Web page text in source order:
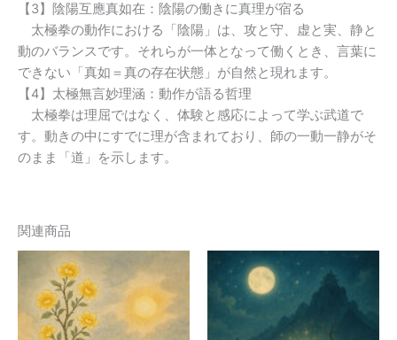
【3】陰陽互應真如在：陰陽の働きに真理が宿る
太極拳の動作における「陰陽」は、攻と守、虚と実、静と
動のバランスです。それらが一体となって働くとき、言葉に
できない「真如＝真の存在状態」が自然と現れます。
【4】太極無言妙理涵：動作が語る哲理
太極拳は理屈ではなく、体験と感応によって学ぶ武道で
す。動きの中にすでに理が含まれており、師の一動一静がそ
のまま「道」を示します。
関連商品